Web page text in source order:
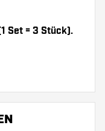
Set = 3 Stück).
Flights und